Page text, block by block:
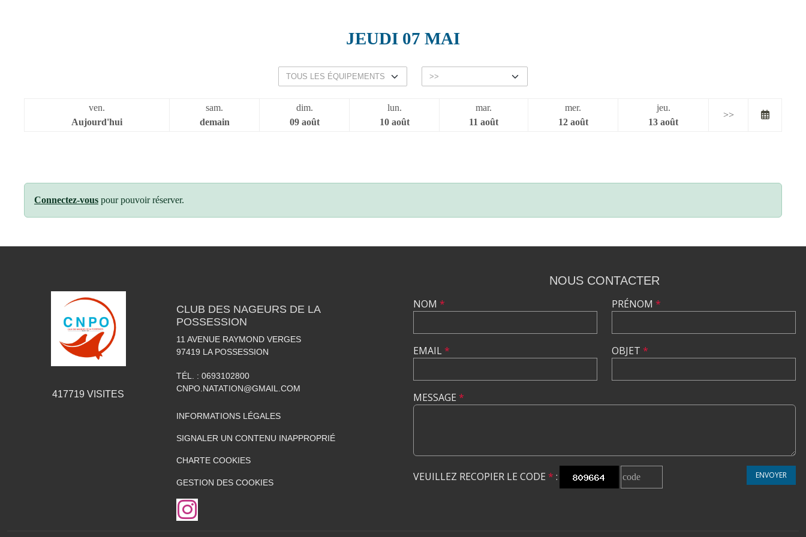
JEUDI 07 MAI
ven.
Aujourd'hui
sam.
demain
dim.
09 août
lun.
10 août
mar.
11 août
mer.
12 août
jeu.
13 août
>>
Connectez-vous pour pouvoir réserver.
417719 VISITES
CLUB DES NAGEURS DE LA
POSSESSION
11 AVENUE RAYMOND VERGES
97419 LA POSSESSION
TÉL. : 0693102800
CNPO.NATATION@GMAIL.COM
INFORMATIONS LÉGALES
SIGNALER UN CONTENU INAPPROPRIÉ
CHARTE COOKIES
GESTION DES COOKIES
NOUS CONTACTER
NOM *
EMAIL*
PRÉNOM *
OBJET *
MESSAGE *
VEUILLEZ RECOPIER LE CODE * : ENVOYER